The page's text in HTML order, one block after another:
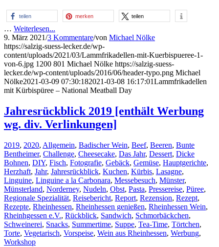
teilen merken teilen
… Weiterlesen...
9. März 2021/3 Kommentare/von Michael Nölke
https://salzig-suess-lecker.de/wp-
content/uploads/2021/03/Lammfrikadellen-mit-Kuerbispueree-1-
von-6.jpg 1200 801 Michael Nölke https://salzig-suess-
lecker.de/wp-content/uploads/2016/06/header-typo.png Michael
Nölke2021-03-09 07:30:182021-03-08 16:17:01Lammfrikadellen
mit Kürbispüree – National Meatball Day
Jahresrückblick 2019 [enthält Werbung
wg. div. Verlinkungen]
2019, 2020, Allgemein, Badischer Wein, Beef, Beeren, Bunte
Bentheimer, Challenge, Cheesecake, Das Jahr, Dessert, Dicke
Bohnen, DIY, Fisch, Fotografie, Gebäck, Gemüse, Hauptgerichte,
Herzhaft, Jahr, Jahresrückblick, Kuchen, Kürbis, Lasagne,
Linguine, Linguine a la Carbonara, Messebesuch, Münster,
Münsterland, Norderney, Nudeln, Obst, Pasta, Pressereise, Püree,
Regionale Spezialität, Reisebericht, Report, Rezension, Rezept,
Rezepte, Rheinhessen, Rheinhessen genießen, Rheinhessen Wein,
Rheinhgessen e.V., Rückblick, Sandwich, Schmorbäckchen,
Schweinerei, Snacks, Summertime, Suppe, Tea-Time, Törtchen,
Torte, Vegetarisch, Vorspeise, Wein aus Rheinhessen, Werbung,
Workshop